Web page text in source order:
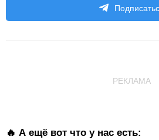
РЕКЛАМА
🔥 А ещё вот что у нас есть: